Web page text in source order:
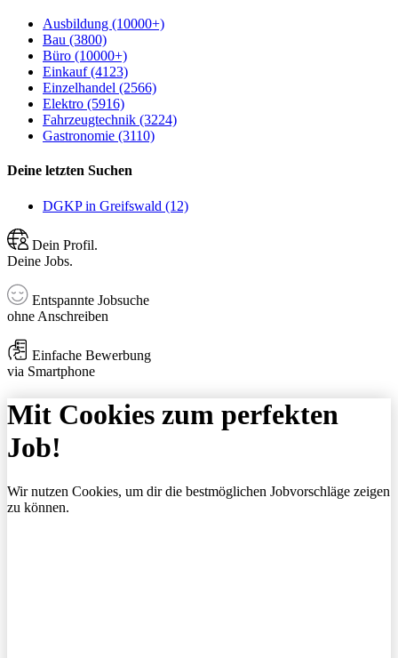
Ausbildung (10000+)
Bau (3800)
Büro (10000+)
Einkauf (4123)
Einzelhandel (2566)
Elektro (5916)
Fahrzeugtechnik (3224)
Gastronomie (3110)
Deine letzten Suchen
DGKP in Greifswald (12)
Dein Profil.
Deine Jobs.
Entspannte Jobsuche
ohne Anschreiben
Einfache Bewerbung
via Smartphone
Mit Cookies zum perfekten
Job!
Wir nutzen Cookies, um dir die bestmöglichen Jobvorschläge zeigen
zu können.